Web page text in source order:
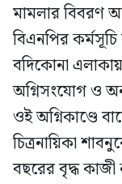
মামলার বিবরণ
বিএনপির
বদিকোনা
অগ্নিসংযোগ ও
ওই অগ্নিকাণ্ডে
চিত্রনায়িকা
বছরের বৃদ্ধ কাজী